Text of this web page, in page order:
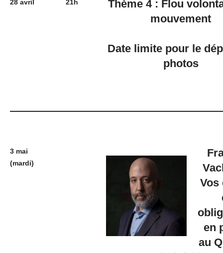
28 avril 21h
Thème 4 : Flou
mouvement
Date limite pour le
photos
3 mai
(mardi)
Vos
en
au